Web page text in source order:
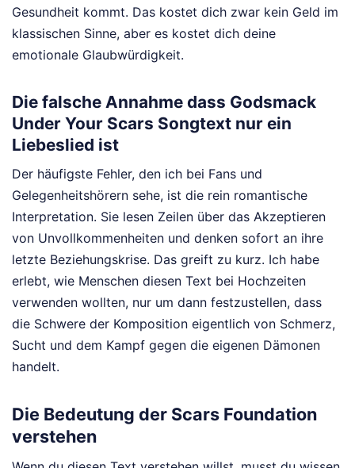
Gesundheit kommt. Das kostet dich zwar kein Geld im
klassischen Sinne, aber es kostet dich deine
emotionale Glaubwürdigkeit.
Die falsche Annahme dass Godsmack
Under Your Scars Songtext nur ein
Liebeslied ist
Der häufigste Fehler, den ich bei Fans und
Gelegenheitshörern sehe, ist die rein romantische
Interpretation. Sie lesen Zeilen über das Akzeptieren
von Unvollkommenheiten und denken sofort an ihre
letzte Beziehungskrise. Das greift zu kurz. Ich habe
erlebt, wie Menschen diesen Text bei Hochzeiten
verwenden wollten, nur um dann festzustellen, dass
die Schwere der Komposition eigentlich von Schmerz,
Sucht und dem Kampf gegen die eigenen Dämonen
handelt.
Die Bedeutung der Scars Foundation
verstehen